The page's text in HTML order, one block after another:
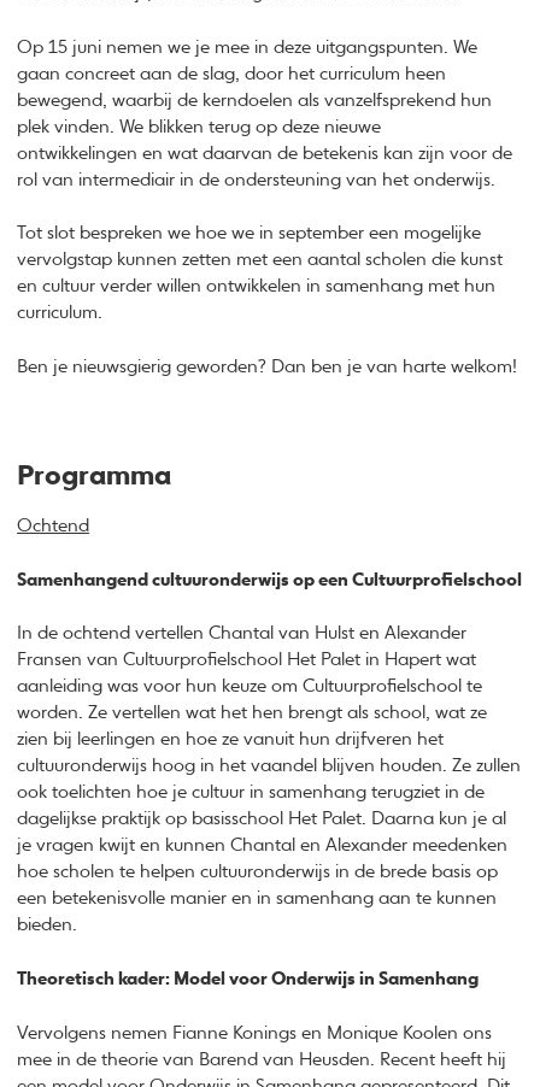
Op 15 juni nemen we je mee in deze uitgangspunten. We
gaan concreet aan de slag, door het curriculum heen
bewegend, waarbij de kerndoelen als vanzelfsprekend hun
plek vinden. We blikken terug op deze nieuwe
ontwikkelingen en wat daarvan de betekenis kan zijn voor de
rol van intermediair in de ondersteuning van het onderwijs.
Tot slot bespreken we hoe we in september een mogelijke
vervolgstap kunnen zetten met een aantal scholen die kunst
en cultuur verder willen ontwikkelen in samenhang met hun
curriculum.
Ben je nieuwsgierig geworden? Dan ben je van harte welkom!
Programma
Ochtend
Samenhangend cultuuronderwijs op een Cultuurprofielschool
In de ochtend vertellen Chantal van Hulst en Alexander
Fransen van Cultuurprofielschool Het Palet in Hapert wat
aanleiding was voor hun keuze om Cultuurprofielschool te
worden. Ze vertellen wat het hen brengt als school, wat ze
zien bij leerlingen en hoe ze vanuit hun drijfveren het
cultuuronderwijs hoog in het vaandel blijven houden. Ze zullen
ook toelichten hoe je cultuur in samenhang terugziet in de
dagelijkse praktijk op basisschool Het Palet. Daarna kun je al
je vragen kwijt en kunnen Chantal en Alexander meedenken
hoe scholen te helpen cultuuronderwijs in de brede basis op
een betekenisvolle manier en in samenhang aan te kunnen
bieden.
Theoretisch kader: Model voor Onderwijs in Samenhang
Vervolgens nemen Fianne Konings en Monique Koolen ons
mee in de theorie van Barend van Heusden. Recent heeft hij